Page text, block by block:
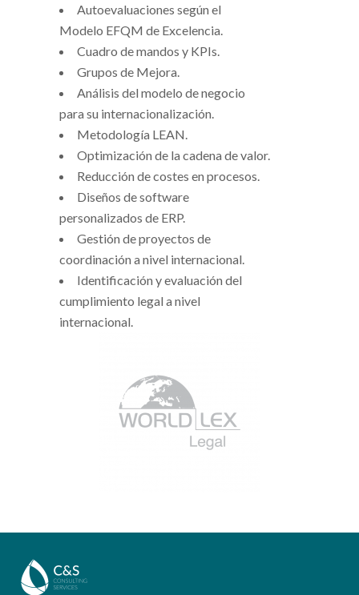
Autoevaluaciones según el
Modelo EFQM de Excelencia.
Cuadro de mandos y KPIs.
Grupos de Mejora.
Análisis del modelo de negocio
para su internacionalización.
Metodología LEAN.
Optimización de la cadena de valor.
Reducción de costes en procesos.
Diseños de software
personalizados de ERP.
Gestión de proyectos de
coordinación a nivel internacional.
Identificación y evaluación del
cumplimiento legal a nivel
internacional.